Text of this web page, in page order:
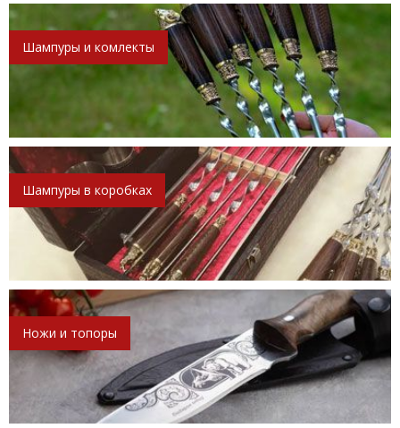
Шампуры и комлекты
Шампуры в коробках
Ножи и топоры